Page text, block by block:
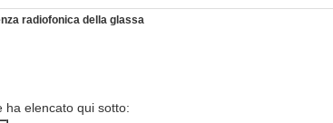
radiofonica della glassa
ha elencato qui sotto: